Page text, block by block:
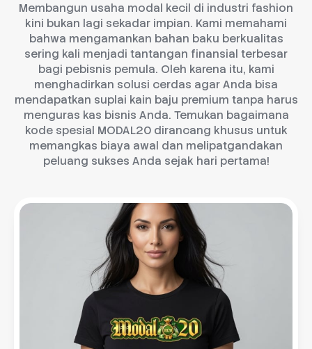
Membangun usaha modal kecil di industri fashion
kini bukan lagi sekadar impian. Kami memahami
bahwa mengamankan bahan baku berkualitas
sering kali menjadi tantangan finansial terbesar
bagi pebisnis pemula. Oleh karena itu, kami
menghadirkan solusi cerdas agar Anda bisa
mendapatkan suplai kain baju premium tanpa harus
menguras kas bisnis Anda. Temukan bagaimana
kode spesial MODAL20 dirancang khusus untuk
memangkas biaya awal dan melipatgandakan
peluang sukses Anda sejak hari pertama!